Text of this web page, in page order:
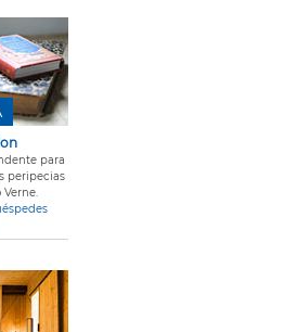
para
peripecias